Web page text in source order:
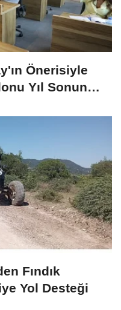
Önerisiyle
Yıl Sonuna
Fındık
Yol Desteği